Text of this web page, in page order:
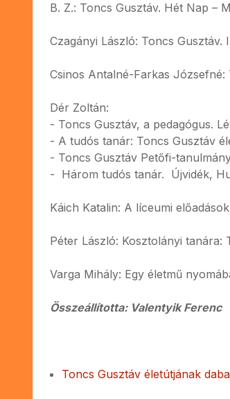
B. Z.: Toncs Gusztáv. Hét Nap –
Czagányi László: Toncs Gusztáv.
Csinos Antalné-Farkas Józsefné:
Dér Zoltán:
- Toncs Gusztáv, a pedagógus.
- A tudós tanár: Toncs Gusztáv
- Toncs Gusztáv Petőfi-
- Három tudós tanár. Újvidék,
Káich Katalin: A líceumi
Péter László: Kosztolányi tanára:
Varga Mihály: Egy életmű
Összeállította: Valentyik Ferenc
Toncs Gusztáv életútjának